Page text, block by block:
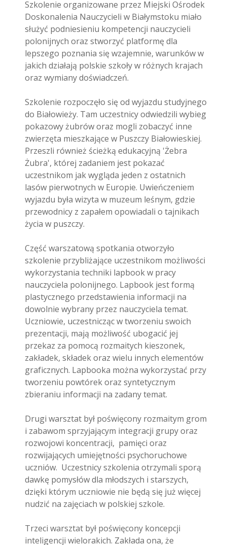
Szkolenie organizowane przez Miejski Ośrodek
Doskonalenia Nauczycieli w Białymstoku miało
służyć podniesieniu kompetencji nauczycieli
polonijnych oraz stworzyć platformę dla
lepszego poznania się wzajemnie, warunków w
jakich działają polskie szkoły w różnych krajach
oraz wymiany doświadczeń.
Szkolenie rozpoczęło się od wyjazdu studyjnego
do Białowieży. Tam uczestnicy odwiedzili wybieg
pokazowy żubrów oraz mogli zobaczyć inne
zwierzęta mieszkające w Puszczy Białowieskiej.
Przeszli również ścieżką edukacyjną 'Żebra
Żubra', której zadaniem jest pokazać
uczestnikom jak wygląda jeden z ostatnich
lasów pierwotnych w Europie. Uwieńczeniem
wyjazdu była wizyta w muzeum leśnym, gdzie
przewodnicy z zapałem opowiadali o tajnikach
życia w puszczy.
Część warszatową spotkania otworzyło
szkolenie przybliżające uczestnikom możliwości
wykorzystania techniki lapbook w pracy
nauczyciela polonijnego. Lapbook jest formą
plastycznego przedstawienia informacji na
dowolnie wybrany przez nauczyciela temat.
Uczniowie, uczestnicząc w tworzeniu swoich
prezentacji, mają możliwość ubogacić jej
przekaz za pomocą rozmaitych kieszonek,
zakładek, składek oraz wielu innych elementów
graficznych. Lapbooka można wykorzystać przy
tworzeniu powtórek oraz syntetycznym
zbieraniu informacji na zadany temat.
Drugi warsztat był poświęcony rozmaitym grom
i zabawom sprzyjającym integracji grupy oraz
rozwojowi koncentracji, pamięci oraz
rozwijających umiejętności psychoruchowe
uczniów. Uczestnicy szkolenia otrzymali sporą
dawkę pomysłów dla młodszych i starszych,
dzięki którym uczniowie nie będą się już więcej
nudzić na zajęciach w polskiej szkole.
Trzeci warsztat był poświęcony koncepcji
inteligencji wielorakich. Zakłada ona, że